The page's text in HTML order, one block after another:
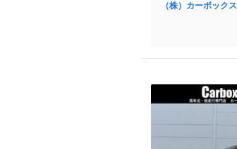
（株）カーボックス